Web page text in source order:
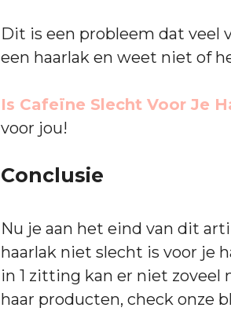
Dit is een probleem dat veel
een haarlak en weet niet of
Is Cafeïne Slecht Voor Je
voor jou!
Conclusie
Nu je aan het eind van dit
haarlak niet slecht is voor je
in 1 zitting kan er niet zoveel
haar producten, check onze